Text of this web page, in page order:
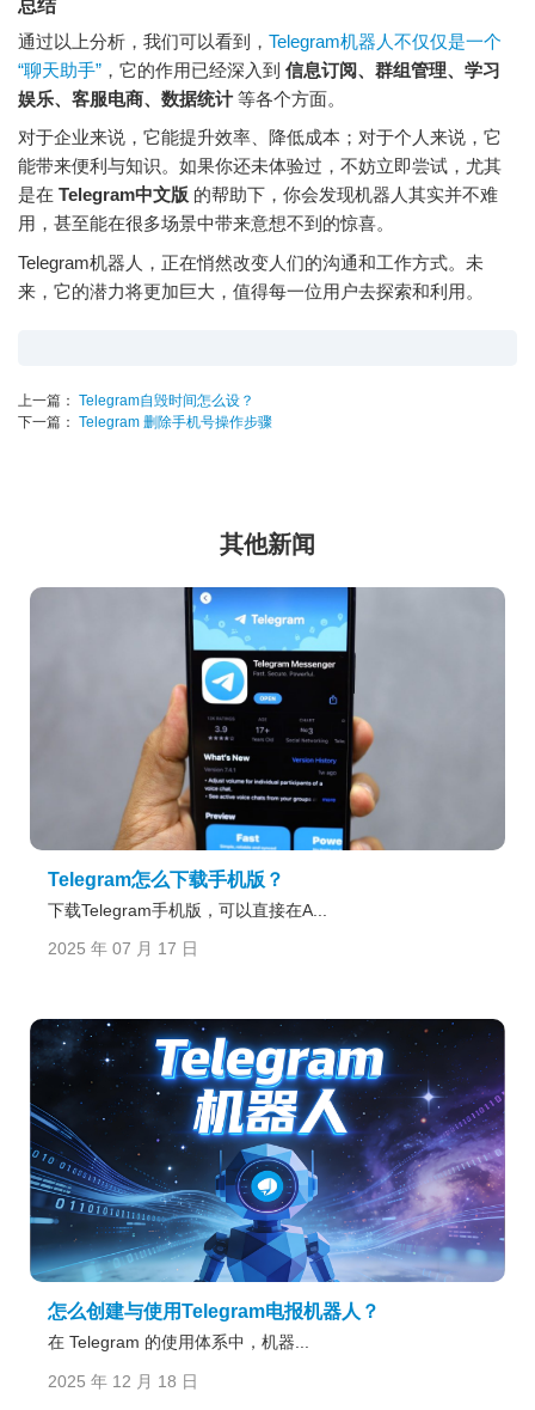
总结
通过以上分析，我们可以看到， Telegram机器人不仅仅是一个
“聊天助手” ，它的作用已经深入到 信息订阅、群组管理、学习
娱乐、客服电商、数据统计等各个方面。
对于企业来说，它能提升效率、降低成本；对于个人来说，它
能带来便利与知识。如果你还未体验过，不妨立即尝试，尤其
是在 Telegram中文版 的帮助下，你会发现机器人其实并不难
用，甚至能在很多场景中带来意想不到的惊喜。
Telegram机器人，正在悄然改变人们的沟通和工作方式。未
来，它的潜力将更加巨大，值得每一位用户去探索和利用。
上一篇： Telegram自毁时间怎么设？
下一篇： Telegram 删除手机号操作步骤
其他新闻
Telegram怎么下载手机版？
下载Telegram手机版，可以直接在A...
2025 年 07 月 17 日
怎么创建与使用Telegram电报机器人？
在 Telegram 的使用体系中，机器...
2025 年 12 月 18 日